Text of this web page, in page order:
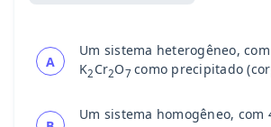
A
Um sistema heterogêneo,
K2 Cr2O7 como precipitado
Um sistema homogêneo, com